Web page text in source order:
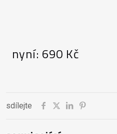
nyní: 690 Kč
sdílejte